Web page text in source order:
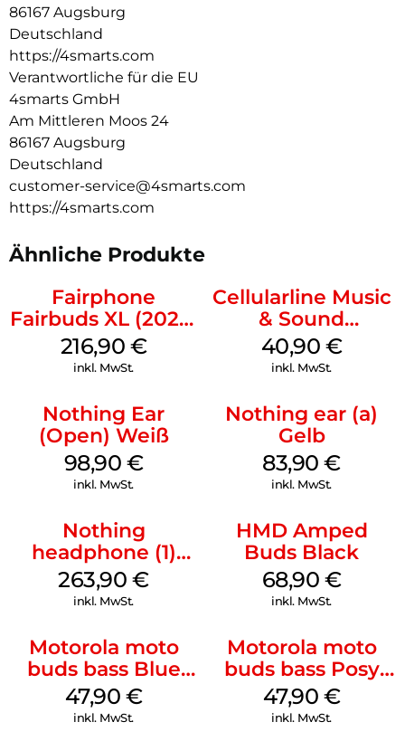
Dank der verschiedenen Funktionen am Headset hast du
dein Smartphone immer unter Kontrolle. Stelle die
Lautstärke ein, pausiere oder starte Songs oder telefoniere
entspannt mit dem integrierten Mikrofon.
86167 Augsburg
Deutschland
https://4smarts.com
Verantwortliche für die EU
4smarts GmbH
Am Mittleren Moos 24
86167 Augsburg
Deutschland
customer-service@4smarts.com
https://4smarts.com
Ähnliche Produkte
Fairphone
Fairbuds XL (2025)
Horizon Black
216,90 €
inkl. MwSt.
Cellularline Music
& Sound
Bluetooth
Headphone MAXI
40,90 €
inkl. MwSt.
Nothing Ear
(Open) Weiß
98,90 €
inkl. MwSt.
Nothing ear (a)
Gelb
83,90€
inkl. MwSt.
Nothing
headphone (1)
Schwarz
263,90€
inkl. MwSt.
HMD Amped
Buds Black
68,90 €
inkl. MwSt.
Motorola moto
buds bass Blue
Jewel
47,90 €
inkl. MwSt.
Motorola moto
buds bass Posy
Green
47,90 €
inkl. MwSt.